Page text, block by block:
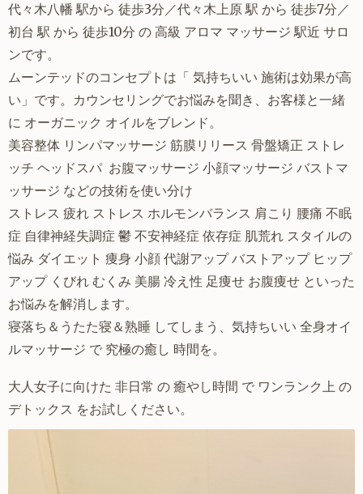
代々木八幡 駅から 徒歩3分／代々木上原 駅 から 徒歩7分／
初台 駅 から 徒歩10分 の 高級 アロマ マッサージ 駅近 サロ
ンです。
ムーンテッドのコンセプトは「 気持ちいい 施術は効果が高
い」です。カウンセリングでお悩みを聞き、お客様と一緒
に オーガニック オイルをブレンド。
美容整体 リンパマッサージ 筋膜リリース 骨盤矯正 ストレ
ッチ ヘッドスパ お腹マッサージ 小顔マッサージ バストマ
ッサージ などの技術を使い分け
ストレス 疲れ ストレス ホルモンバランス 肩こり 腰痛 不眠
症 自律神経失調症 鬱 不安神経症 依存症 肌荒れ スタイルの
悩み ダイエット 痩身 小顔 代謝アップ バストアップ ヒップ
アップ くびれ むくみ 美腸 冷え性 足痩せ お腹痩せ といった
お悩みを解消します。
寝落ち＆うたた寝＆熟睡 してしまう、気持ちいい 全身オイ
ルマッサージ で 究極の癒し 時間を。
大人女子に向けた 非日常 の 癒やし時間 で ワンランク上 の
デトックス をお試しください。